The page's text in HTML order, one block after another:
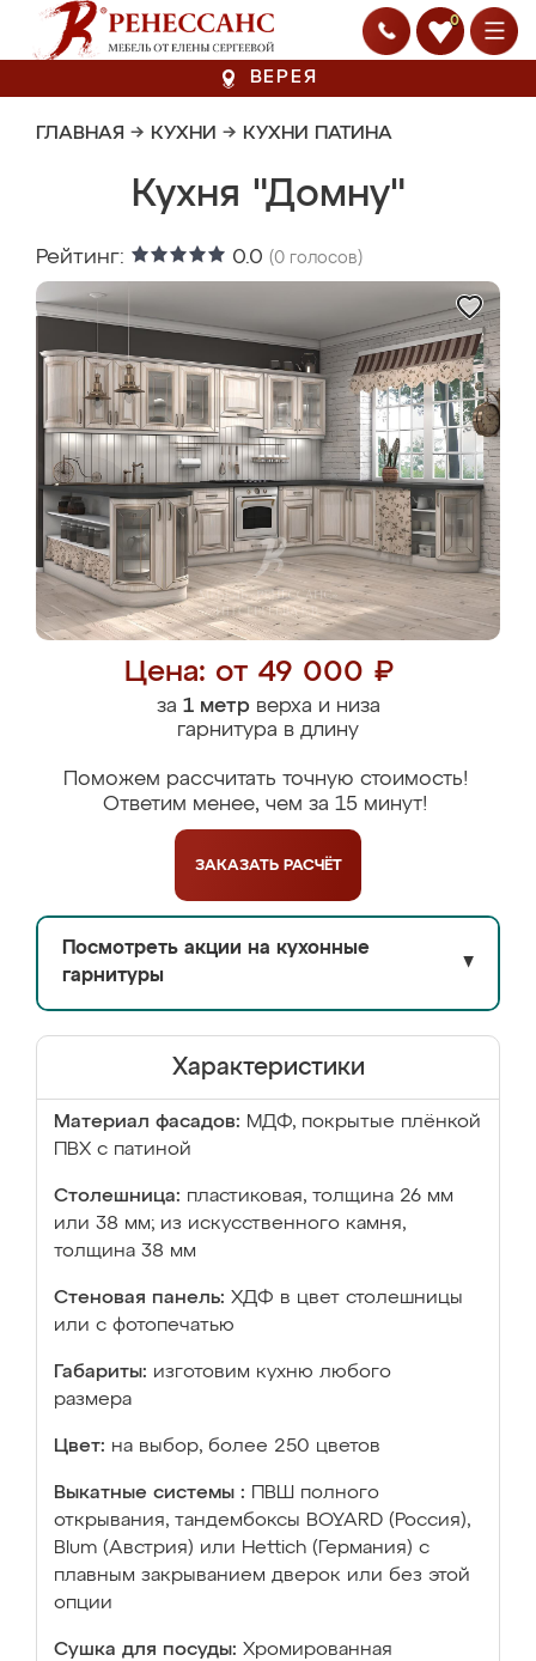
0
ВЕРЕЯ
ГЛАВНАЯ → КУХНИ → КУХНИ ПАТИНА
Кухня "Домну"
Рейтинг: 0.0 (0 голосов)
Цена: от 49 000 ₽
за 1 метрверха и низа
гарнитура в длину
Поможем рассчитать точную стоимость!
Ответим менее, чем за 15 минут!
ЗАКАЗАТЬ РАСЧЁТ
Посмотреть акции на кухонные
гарнитуры
▼
Характеристики
Материал фасадов: МДФ, покрытые плёнкой
ПВХ с патиной
Столешница: пластиковая, толщина 26 мм
или 38 мм; из искусственного камня,
толщина 38 мм
Стеновая панель: ХДФ в цвет столешницы
или с фотопечатью
Габариты: изготовим кухню любого
размера
Цвет: на выбор, более 250 цветов
Выкатные системы :
ПВШ полного
открывания, тандембоксы BOYARD (Россия),
Blum (Австрия) или Hettich (Германия) с
плавным закрыванием дверок или без этой
опции
Сушка для посуды: Хромированная